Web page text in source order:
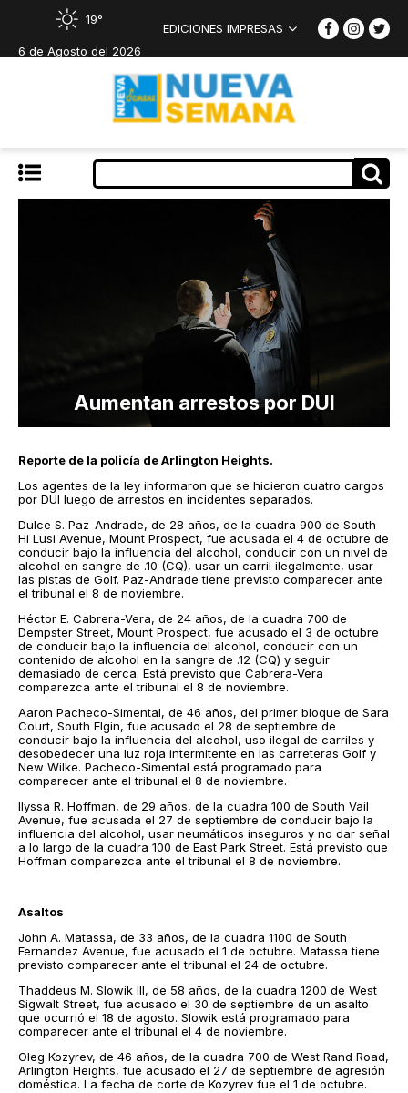
19°
6 de Agosto del 2026
EDICIONES IMPRESAS
Aumentan arrestos por DUI
Reporte de la policía de Arlington Heights.
Los agentes de la ley informaron que se hicieron cuatro cargos
por DUI luego de arrestos en incidentes separados.
Dulce S. Paz-Andrade, de 28 años, de la cuadra 900 de South
Hi Lusi Avenue, Mount Prospect, fue acusada el 4 de octubre de
conducir bajo la influencia del alcohol, conducir con un nivel de
alcohol en sangre de .10 (CQ), usar un carril ilegalmente, usar
las pistas de Golf. Paz-Andrade tiene previsto comparecer ante
el tribunal el 8 de noviembre.
Héctor E. Cabrera-Vera, de 24 años, de la cuadra 700 de
Dempster Street, Mount Prospect, fue acusado el 3 de octubre
de conducir bajo la influencia del alcohol, conducir con un
contenido de alcohol en la sangre de .12 (CQ) y seguir
demasiado de cerca. Está previsto que Cabrera-Vera
comparezca ante el tribunal el 8 de noviembre.
Aaron Pacheco-Simental, de 46 años, del primer bloque de Sara
Court, South Elgin, fue acusado el 28 de septiembre de
conducir bajo la influencia del alcohol, uso ilegal de carriles y
desobedecer una luz roja intermitente en las carreteras Golf y
New Wilke. Pacheco-Simental está programado para
comparecer ante el tribunal el 8 de noviembre.
Ilyssa R. Hoffman, de 29 años, de la cuadra 100 de South Vail
Avenue, fue acusada el 27 de septiembre de conducir bajo la
influencia del alcohol, usar neumáticos inseguros y no dar señal
a lo largo de la cuadra 100 de East Park Street. Está previsto que
Hoffman comparezca ante el tribunal el 8 de noviembre.
Asaltos
John A. Matassa, de 33 años, de la cuadra 1100 de South
Fernandez Avenue, fue acusado el 1 de octubre. Matassa tiene
previsto comparecer ante el tribunal el 24 de octubre.
Thaddeus M. Slowik III, de 58 años, de la cuadra 1200 de West
Sigwalt Street, fue acusado el 30 de septiembre de un asalto
que ocurrió el 18 de agosto. Slowik está programado para
comparecer ante el tribunal el 4 de noviembre.
Oleg Kozyrev, de 46 años, de la cuadra 700 de West Rand Road,
Arlington Heights, fue acusado el 27 de septiembre de agresión
doméstica. La fecha de corte de Kozyrev fue el 1 de octubre.